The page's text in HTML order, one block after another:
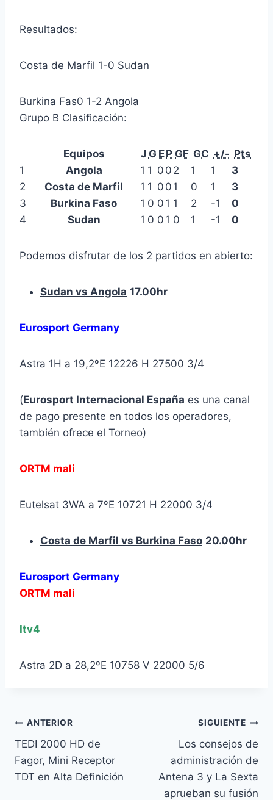
Resultados:
Costa de Marfil 1-0 Sudan
Burkina Fas0 1-2 Angola
Grupo B Clasificación:
Equipos J G EP GF GC +/- Pts
1
Angola 1 1 0 0 2 1 1
3
2
Costa de Marfil 1 1 0 0 1 0 1
3
3
Burkina Faso 1 0 0 1 1 2 -1
0
4
Sudan 1 0 0 1 0 1 -1 0
Podemos disfrutar de los 2 partidos en abierto:
Sudan vs Angola 17.00hr
Eurosport Germany
Astra 1H a 19,2ºE 12226 H 27500 3/4
(Eurosport Internacional España es una canal
de pago presente en todos los operadores,
también ofrece el Torneo)
ORTM mali
Eutelsat 3WA a 7ºE 10721 H 22000 3/4
Costa de Marfil vs Burkina Faso 20.00hr
Eurosport Germany
ORTM mali
Itv4
Astra 2D a 28,2ºE 10758 V 22000 5/6
Navegación
de
entradas
ANTERIOR
TEDI 2000 HD de
Fagor, Mini Receptor
TDT en Alta Definición
SIGUIENTE
Los consejos de
administración de
Antena 3 y La Sexta
aprueban su fusión